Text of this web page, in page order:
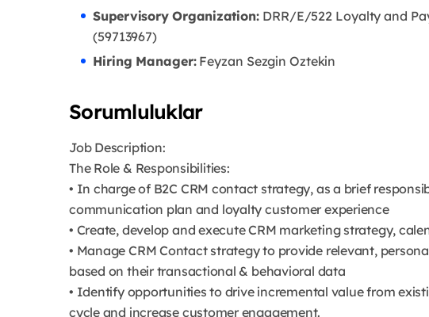
Supervisory Organization: DRR/E/522 Loyalty and
(59713967)
Hiring Manager:Feyzan Sezgin Oztekin
Sorumluluklar
Job Description:
The Role & Responsibilities:
• In charge of B2C CRM contact strategy, as a brief
communication plan and loyalty customer experience
• Create, develop and execute CRM marketing strategy,
• Manage CRM Contact strategy to provide relevant,
based on their transactional & behavioral data
• Identify opportunities to drive incremental value from
cycle and increase customer engagement.